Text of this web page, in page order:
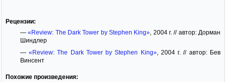
Рецензии:
—«Review: The Dark Tower by Stephen King» , 2004 г. // автор: Дорман
Шиндлер
—«Review: The Dark Tower by Stephen King», 2004 г. // автор: Бев
Винсент
Похожие произведения: